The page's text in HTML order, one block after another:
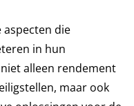
die
in hun
alleen rendement
maar ook